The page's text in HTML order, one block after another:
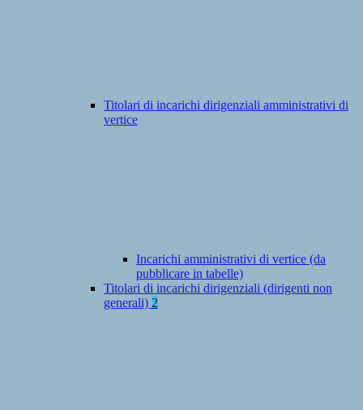
Titolari di incarichi dirigenziali amministrativi di
vertice
Incarichi amministrativi di vertice (da
pubblicare in tabelle)
Titolari di incarichi dirigenziali (dirigenti non
generali) 2